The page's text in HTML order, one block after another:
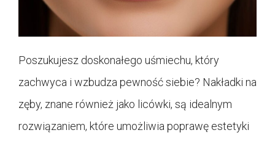
Poszukujesz doskonałego uśmiechu, który
zachwyca i wzbudza pewność siebie? Nakładki na
zęby, znane również jako licówki, są idealnym
rozwiązaniem, które umożliwia poprawę estetyki